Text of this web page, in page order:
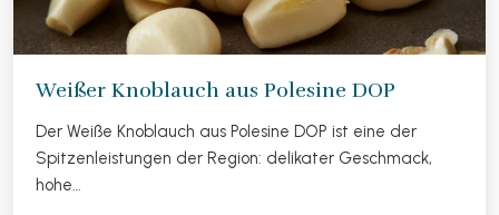
Weißer Knoblauch aus Polesine DOP
Der Weiße Knoblauch aus Polesine DOP ist eine der
Spitzenleistungen der Region: delikater Geschmack,
hohe…